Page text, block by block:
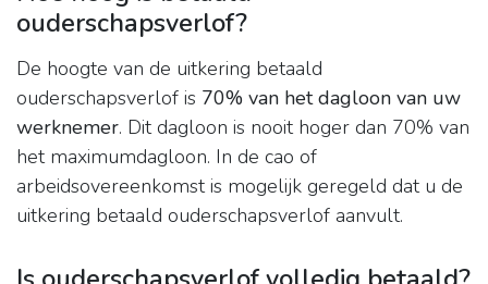
ouderschapsverlof?
De hoogte van de uitkering betaald
ouderschapsverlof is 70% van het dagloon van uw
werknemer. Dit dagloon is nooit hoger dan 70% van
het maximumdagloon. In de cao of
arbeidsovereenkomst is mogelijk geregeld dat u de
uitkering betaald ouderschapsverlof aanvult.